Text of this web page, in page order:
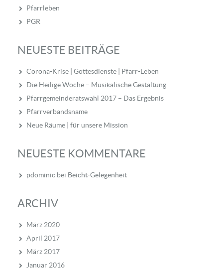
Pfarrleben
PGR
NEUESTE BEITRÄGE
Corona-Krise | Gottesdienste | Pfarr-Leben
Die Heilige Woche – Musikalische Gestaltung
Pfarrgemeinderatswahl 2017 – Das Ergebnis
Pfarrverbandsname
Neue Räume | für unsere Mission
NEUESTE KOMMENTARE
pdominic bei Beicht-Gelegenheit
ARCHIV
März 2020
April 2017
März 2017
Januar 2016